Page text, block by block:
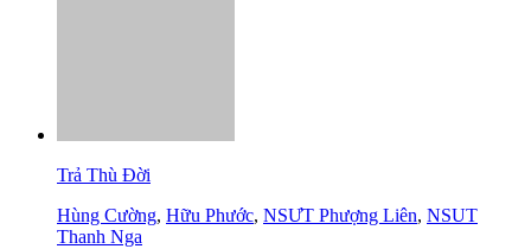
Trả Thù Đời
Hùng Cường, Hữu Phước, NSƯT Phượng Liên, NSUT
Thanh Nga